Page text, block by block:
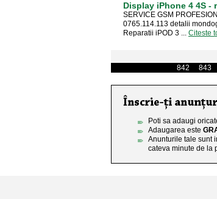
Display iPhone 4 4S
SERVICE GSM
0765.114.113 detalii
Reparatii iPOD 3 ... Citeste
842
843
Poti sa adaugi
Adaugarea este
Anunturile tale sunt
cateva minute de la